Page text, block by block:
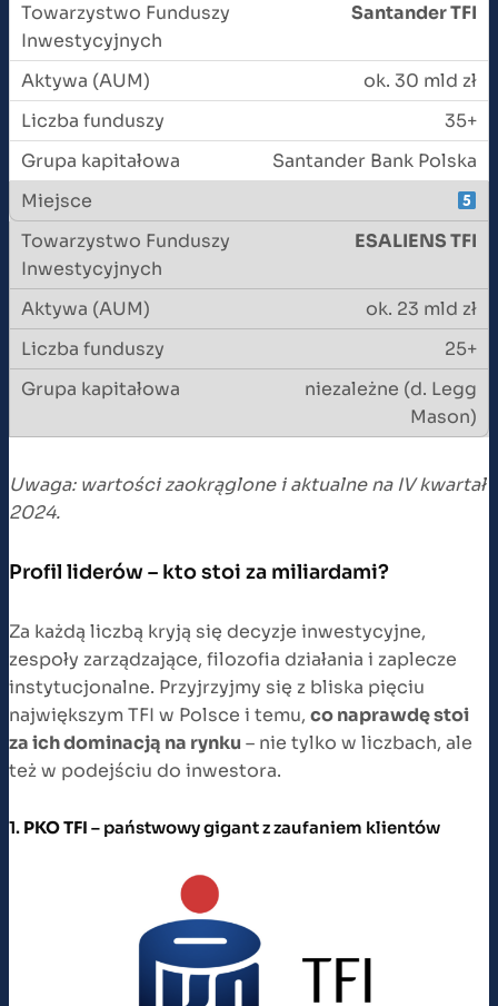
Santander TFI
ok. 30 mld zł
35+
Santander Bank Polska
ESALIENS TFI
ok. 23 mld zł
25+
niezależne (d. Legg
Mason)
Uwaga: wartości zaokrąglone i aktualne na IV kwartał
2024.
Profil liderów – kto stoi za miliardami?
Za każdą liczbą kryją się decyzje inwestycyjne,
zespoły zarządzające, filozofia działania i zaplecze
instytucjonalne. Przyjrzyjmy się z bliska pięciu
największym TFI w Polsce i temu, co naprawdę stoi
za ich dominacją na rynku – nie tylko w liczbach, ale
też w podejściu do inwestora.
1. PKO TFI – państwowy gigant z zaufaniem klientów